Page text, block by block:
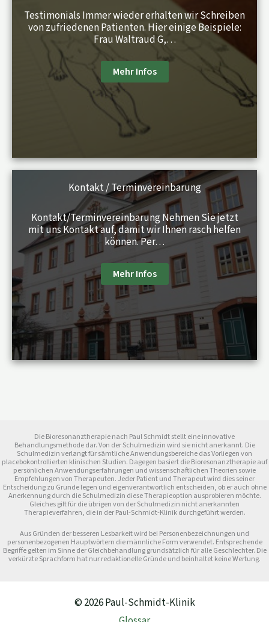
Testimonials Immer wieder erhalten wir Schreiben
von zufriedenen Patienten. Hier einige Beispiele:
Frau Waltraud G,…
Mehr Infos
Kontakt / Termin­vereinbarung
Kontakt/Terminvereinbarung Nehmen Sie jetzt
mit uns Kontakt auf, damit wir Ihnen rasch helfen
können. Per…
Mehr Infos
Die Bioresonanztherapie nach Paul Schmidt stellt eine innovative
Behandlungsmethode dar. Von der Schulmedizin wird sie nicht anerkannt. Die
Schulmedizin verlangt für sämtliche Anwendungsbereiche das Vorliegen von
placebokontrollierten klinischen Studien. Dagegen basiert die Bioresonanztherapie auf
persönlichen Anwendungserfahrungen und wissenschaftlichen Theorien sowie
Empfehlungen von Therapeuten. Jeder Patient und Therapeut wird dies seiner
Entscheidung zu Grunde legen und eigenverantwortlich entscheiden, ob er auch ohne
Anerkennung durch die Schulmedizin diese Therapieoption ausprobieren möchte.
Gleiches gilt für die übrigen von der Schulmedizin nicht anerkannten
Therapieverfahren, die in der Paul-Schmidt-Klinik durchgeführt werden.
Aus Gründen der besseren Lesbarkeit wird bei Personenbezeichnungen und
personenbezogenen Hauptwörtern die männliche Form verwendet. Entsprechende
Begriffe gelten im Sinne der Gleichbehandlung grundsätzlich für alle Geschlechter. Die
verkürzte Sprachform hat nur redaktionelle Gründe und beinhaltet keine Wertung.
© 2026 Paul-Schmidt-Klinik